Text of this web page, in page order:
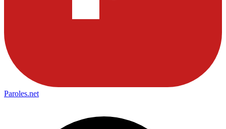
Paroles.net